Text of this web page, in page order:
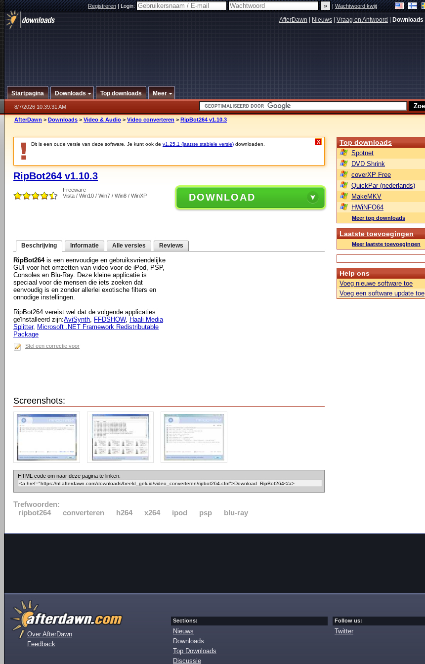
Registreren|Login: |Wachtwoord kwijt
AfterDawn Nieuws Vraag en Antwoord Downloads
Startpagina Downloads Top downloads Meer
8/7/2026 10:39:31 AM
AfterDawn > Downloads > Video & Audio > Video converteren > RipBot264 v1.10.3
Dit is een oude versie van deze software. Je kunt ook de v1.25.1 (laatste stabiele versie) downloaden. X
RipBot264 v1.10.3
Freeware
Vista / Win10 / Win7 / Win8 / WinXP
DOWNLOAD
Beschrijving Informatie Alle versies Reviews
RipBot264is een eenvoudige en gebruiksvriendelijke
GUI voor het omzetten van video voor de iPod, PSP,
Consoles en Blu-Ray. Deze kleine applicatie is
speciaal voor die mensen die iets zoeken dat
eenvoudig is en zonder allerlei exotische filters en
onnodige instellingen.
RipBot264 vereist wel dat de volgende applicaties
geïnstalleerd zijn:AviSynth, FFDSHOW, Haali Media
Splitter, Microsoft .NET Framework Redistributable
Package
Stel een correctie voor
Screenshots:
HTML code om naar deze pagina te linken:
Trefwoorden:
ripbot264
converteren h264 x264 ipod psp blu-ray
Top downloads
Spotnet
DVD Shrink
coverXP Free
QuickPar (nederlands)
MakeMKV
HWiNFO64
Meer top downloads
Laatste toevoegingen
Meer laatste toevoegingen
Help ons
Voeg nieuwe software toe
Voeg een software update toe
Over AfterDawn
Feedback
Sections:
Nieuws
Downloads
Top Downloads
Discussie
Follow us:
Twitter